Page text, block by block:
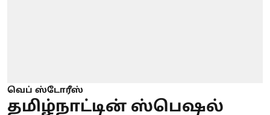
வெப் ஸ்டோரீஸ்
தமிழ்நாட்டின் ஸ்பெஷல்